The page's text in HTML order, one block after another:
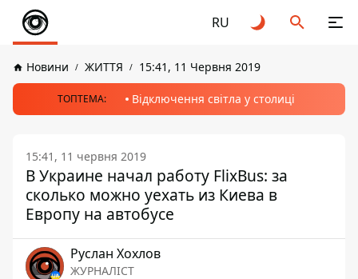
RU
Новини ЖИТТЯ 15:41, 11 Червня 2019
ТОПТЕМА: Відключення світла у столиці
15:41, 11 червня 2019
В Украине начал работу FlixBus: за
сколько можно уехать из Киева в
Европу на автобусе
Руслан Хохлов
ЖУРНАЛІСТ